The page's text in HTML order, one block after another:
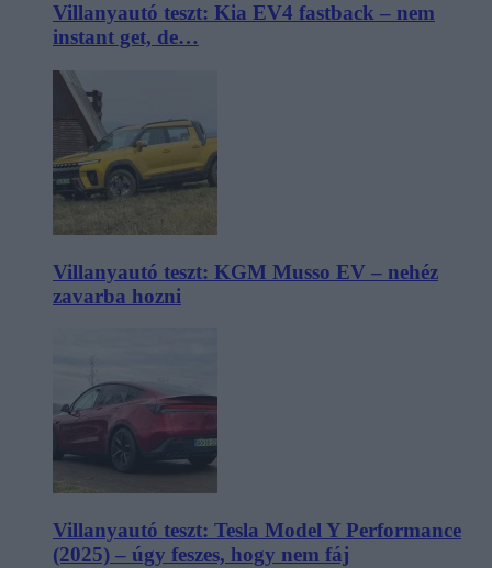
Villanyautó teszt: Kia EV4 fastback – nem
instant get, de…
Villanyautó teszt: KGM Musso EV – nehéz
zavarba hozni
Villanyautó teszt: Tesla Model Y Performance
(2025) – úgy feszes, hogy nem fáj